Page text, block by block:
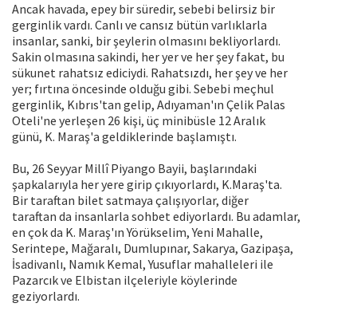
Ancak havada, epey bir süredir, sebebi belirsiz bir
gerginlik vardı. Canlı ve cansız bütün varlıklarla
insanlar, sanki, bir şeylerin olmasını bekliyorlardı.
Sakin olmasına sakindi, her yer ve her şey fakat, bu
sükunet rahatsız ediciydi. Rahatsızdı, her şey ve her
yer; fırtına öncesinde olduğu gibi. Sebebi meçhul
gerginlik, Kıbrıs'tan gelip, Adıyaman'ın Çelik Palas
Oteli'ne yerleşen 26 kişi, üç minibüsle 12 Aralık
günü, K. Maraş'a geldiklerinde başlamıştı.
Bu, 26 Seyyar Millî Piyango Bayii, başlarındaki
şapkalarıyla her yere girip çıkıyorlardı, K.Maraş'ta.
Bir taraftan bilet satmaya çalışıyorlar, diğer
taraftan da insanlarla sohbet ediyorlardı. Bu adamlar,
en çok da K. Maraş'ın Yörükselim, Yeni Mahalle,
Serintepe, Mağaralı, Dumlupınar, Sakarya, Gazipaşa,
İsadivanlı, Namık Kemal, Yusuflar mahalleleri ile
Pazarcık ve Elbistan ilçeleriyle köylerinde
geziyorlardı.